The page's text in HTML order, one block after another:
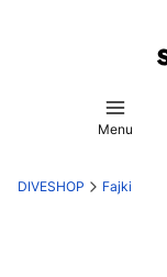
Menu
DIVESHOP Fajki